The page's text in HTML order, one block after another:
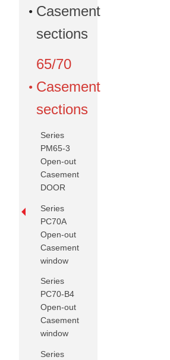
Casement
sections
65/70
Casement
sections
Series
PM65-3
Open-out
Casement
DOOR
Series
PC70A
Open-out
Casement
window
Series
PC70-B4
Open-out
Casement
window
Series